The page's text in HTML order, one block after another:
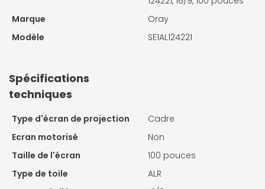
Marque
Oray
Modèle
SE1AL124221
Spécifications
techniques
Type d'écran de projection
Cadre
Ecran motorisé
Non
Taille de l'écran
100 pouces
Type de toile
ALR